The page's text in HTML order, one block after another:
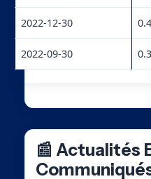
2022-12-30
2022-09-30
📰 Actualités